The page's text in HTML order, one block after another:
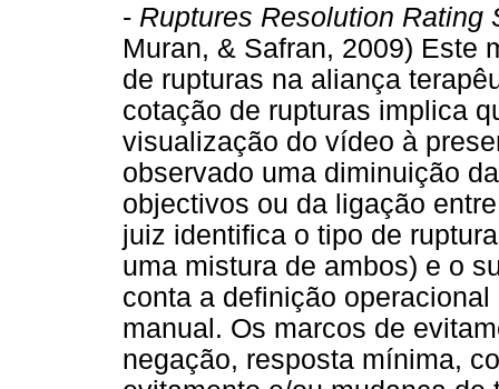
- Ruptures Resolution Rating
Muran, & Safran, 2009) Este
de rupturas na aliança
cotação de rupturas implica
visualização do vídeo à
observado uma diminuição
objectivos ou da ligação
juiz identifica o tipo de
uma mistura de ambos) e o
conta a definição
manual. Os marcos de
negação, resposta mínima,